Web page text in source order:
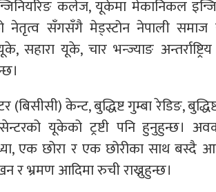
कलेज, यूकेमा मेकानिकल
सँगसँगै मेड्स्टोन नेपाली समाज
यूके, चार भन्ज्याङ
(बिसीसी) केन्ट, बुद्धिष्ट गुम्बा रेडिङ,
यूकेको ट्रष्टी पनि हुनुहुन्छ।
एक छोरा र एक छोरीका साथ बस्दै
भ्रमण आदिमा रुची राख्नुहुन्छ।